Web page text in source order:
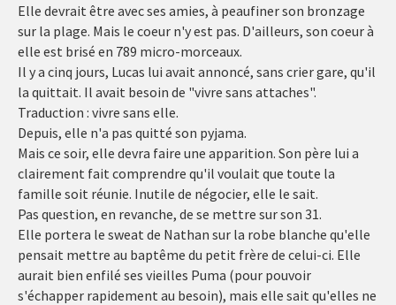
Elle devrait être avec ses amies, à peaufiner son bronzage
sur la plage. Mais le coeur n'y est pas. D'ailleurs, son coeur à
elle est brisé en 789 micro-morceaux.
Il y a cinq jours, Lucas lui avait annoncé, sans crier gare, qu'il
la quittait. Il avait besoin de "vivre sans attaches".
Traduction : vivre sans elle.
Depuis, elle n'a pas quitté son pyjama.
Mais ce soir, elle devra faire une apparition. Son père lui a
clairement fait comprendre qu'il voulait que toute la
famille soit réunie. Inutile de négocier, elle le sait.
Pas question, en revanche, de se mettre sur son 31.
Elle portera le sweat de Nathan sur la robe blanche qu'elle
pensait mettre au baptême du petit frère de celui-ci. Elle
aurait bien enfilé ses vieilles Puma (pour pouvoir
s'échapper rapidement au besoin), mais elle sait qu'elles ne